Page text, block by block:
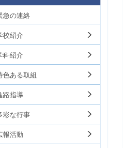
急の連絡
校紹介
科紹介
色ある取組
路指導
彩な行事
報活動